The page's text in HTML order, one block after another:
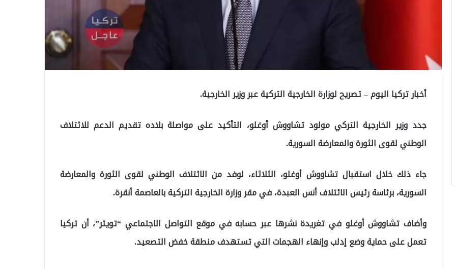
أخبار تركيا اليوم – تصريح لوزارة الخارجية التركية عبر وزير الخارجية.
جدد وزير الخارجية التركي مولود تشاووش أوغلو، التأكيد على مواصلة بلاده تقديم الدعم للائتلاف
الوطني لقوى الثورة والمعارضة السورية.
جاء ذلك خلال استقبال تشاووش أوغلو، الثلاثاء، لوفد من الائتلاف الوطني لقوى الثورة والمعارضة
السورية، برئاسة رئيس الائتلاف أنس العبدة، في مقر وزارة الخارجية التركية بالعاصمة أنقرة.
وأضاف تشاووش أوغلو في تغريدة نشرها عبر حسابه في موقع التواصل الاجتماعي “تويتر”، أن تركيا
تعمل على حماية وضع إدلب وإنهاء الهجمات التي تستهدف منطقة خفض التصعيد.